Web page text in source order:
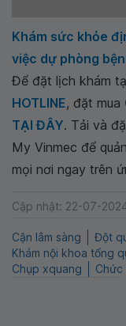
Khám sức khỏe
việc dự phòng
Để đặt lịch khám
HOTLINE, đặt mua
TẠI ĐÂY. Tải và
My Vinmec để
mọi nơi ngay trên
Cập nhật: 22-07-
Cận lâm sàng Đột
Khám nội khoa tổng
Chụp xquang
Chức